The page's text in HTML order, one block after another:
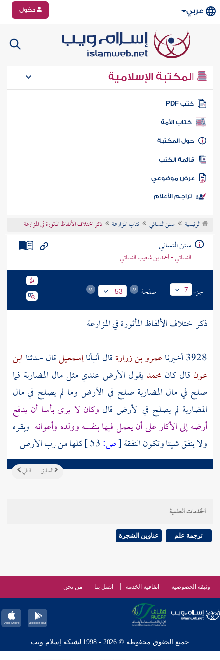
عربي دخول
المكتبة الإسلامية
كتب PDF
كتاب الأمة
المكتبة
الكتب
موضوعي
تراجم الأعلام
الرئيسية سنن النسائي كتاب المزارعة ذكر اختلاف الألفاظ المأثورة في المزارعة
سنن النسائي
النسائي - أحمد بن شعيب النسائي
جزء 7 صفحة 53
ذكر اختلاف الألفاظ المأثورة في المزارعة
3928 أخبرنا
عمرو بن زرارةقال أنبأناإسمعيلقال حدثنا ابن
عون قال كان محمديقول الأرض عندي مثل مال المضاربة فما
صلح في مال المضاربة صلح في الأرض وما لم يصلح في مال
المضاربة لم يصلح في الأرض قال وكان لا يرى بأسا أن يدفع
أرضه إلى الأكار على أن يعمل فيها بنفسه وولده وأعوانه وبقره
ولا ينفق شيئا وتكون النفقة[ص: كلها من رب الأرض
التالي السابق
الخدمات العلمية
ترجمة علم عناوين الشجرة
وثيقة الخصوصية اتفاقية الخدمة اتصل بنا من نحن
جميع الحقوق محفوظة © 2026 - 1998 لشبكة إسلام ويب